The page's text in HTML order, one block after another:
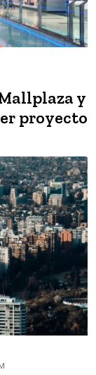
y
proyecto